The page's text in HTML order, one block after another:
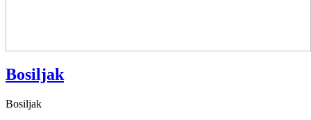
Bosiljak
Bosiljak